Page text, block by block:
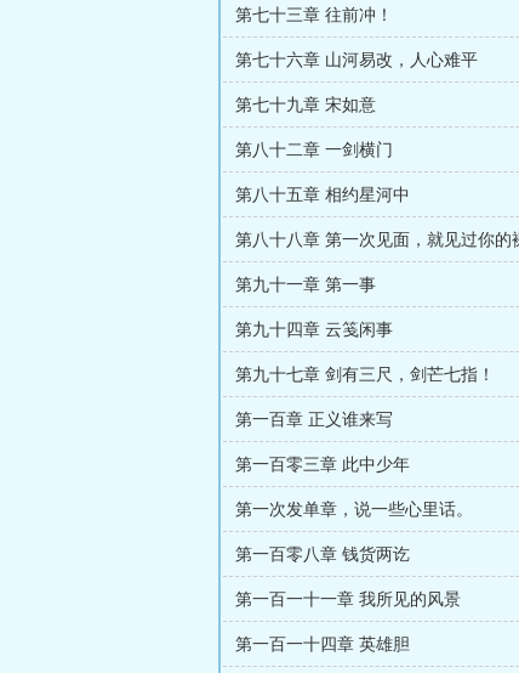
第七十三章 往前冲！
第七十六章 山河易改，人心难平
第七十九章 宋如意
第八十二章 一剑横门
第八十五章 相约星河中
第九十一章 第一事
第九十四章 云笺闲事
第九十七章 剑有三尺，剑芒七指！
第一百章 正义谁来写
第一百零三章 此中少年
第一次发单章，说一些心里话。
第一百零八章 钱货两讫
第一百一十一章 我所见的风景
第一百一十四章 英雄胆